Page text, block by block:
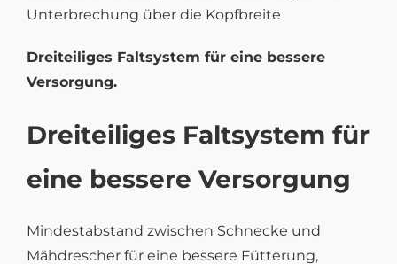
Unterbrechung über die Kopfbreite
Dreiteiliges Faltsystem für eine bessere
Versorgung.
Dreiteiliges Faltsystem für
eine bessere Versorgung
Mindestabstand zwischen Schnecke und
Mähdrescher für eine bessere Fütterung,